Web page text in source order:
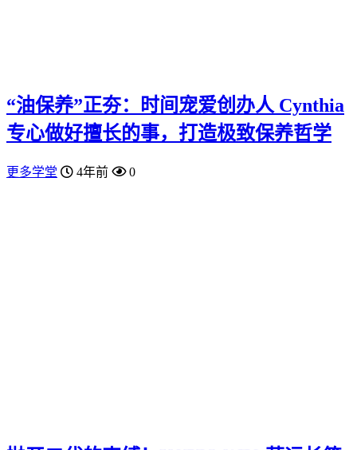
“油保养”正夯：时间宠爱创办人 Cynthia
专心做好擅长的事，打造极致保养哲学
更多学堂 4年前 0